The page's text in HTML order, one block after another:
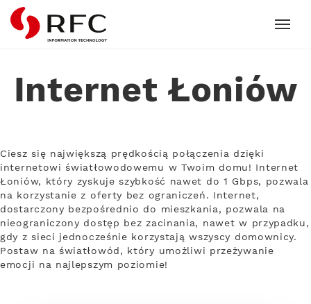
RFC
Internet Łoniów
Ciesz się największą prędkością połączenia dzięki
internetowi światłowodowemu w Twoim domu! Internet
Łoniów, który zyskuje szybkość nawet do 1 Gbps, pozwala
na korzystanie z oferty bez ograniczeń. Internet,
dostarczony bezpośrednio do mieszkania, pozwala na
nieograniczony dostęp bez zacinania, nawet w przypadku,
gdy z sieci jednocześnie korzystają wszyscy domownicy.
Postaw na światłowód, który umożliwi przeżywanie
emocji na najlepszym poziomie!